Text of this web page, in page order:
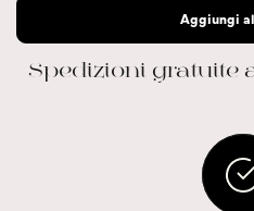
Aggiungi
Spedizioni gratuite